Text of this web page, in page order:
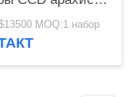
MOQ:1 набор